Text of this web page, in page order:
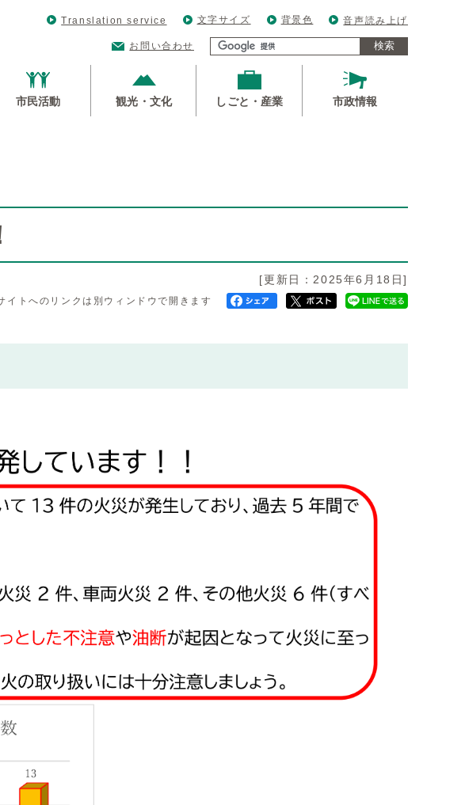
Translation service 文字サイズ 背景色 音声読み上げ
お問い合わせ 検索
市民活動 観光・文化 しごと・産業 市政情報
[更新日：2025年6月18日]
イトへのリンクは別ウィンドウで開きます